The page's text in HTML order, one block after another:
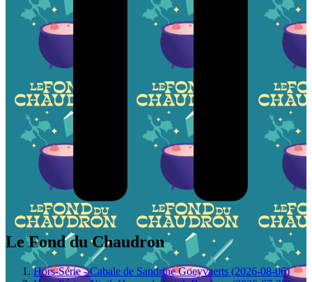
Le Fond du Chaudron
Hors-Série - Cabale de Sandrine Goeyvaerts (2026-08-06)